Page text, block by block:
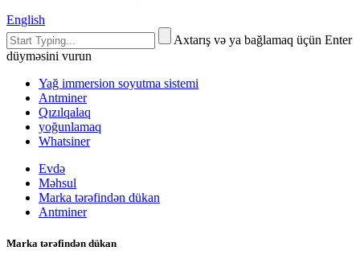
English
Axtarış və ya bağlamaq üçün Enter
düyməsini vurun
Yağ immersion soyutma sistemi
Antminer
Qızılqalaq
yoğunlamaq
Whatsiner
Evdə
Məhsul
Marka tərəfindən dükan
Antminer
Marka tərəfindən dükan